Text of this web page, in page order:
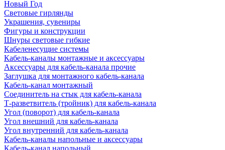
Новый Год
Световые гирлянды
Украшения, сувениры
Фигуры и конструкции
Шнуры световые гибкие
Кабеленесущие системы
Кабель-каналы монтажные и аксессуары
Аксессуары для кабель-канала прочие
Заглушка для монтажного кабель-канала
Кабель-канал монтажный
Соединитель на стык для кабель-канала
Т-разветвитель (тройник) для кабель-канала
Угол (поворот) для кабель-канала
Угол внешний для кабель-канала
Угол внутренний для кабель-канала
Кабель-каналы напольные и аксессуары
Кабель-канал напольный